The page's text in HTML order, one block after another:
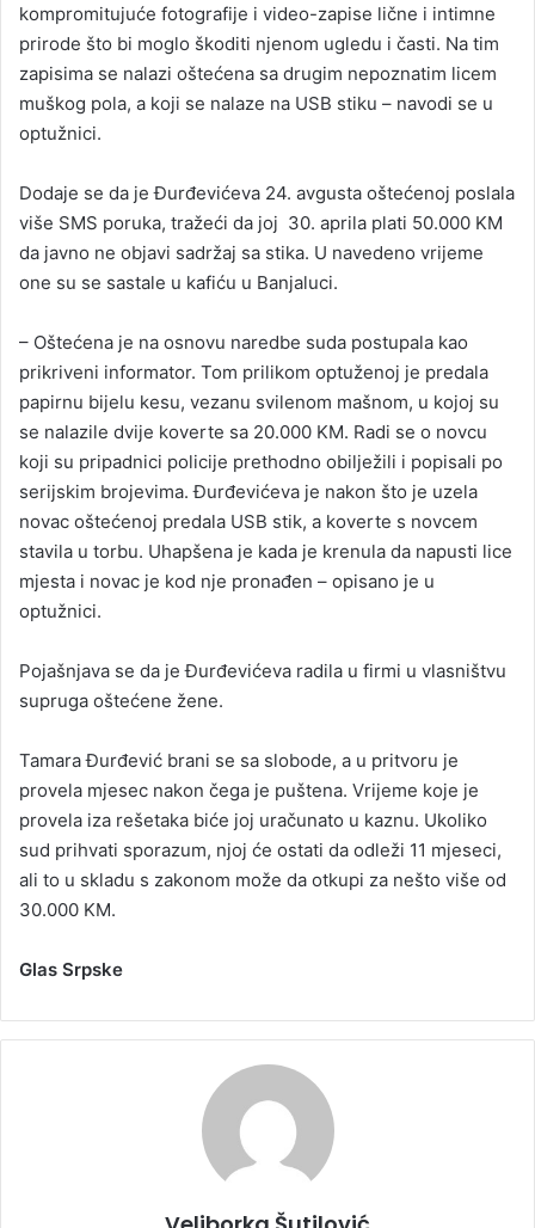
kompromitujuće fotografije i video-zapise lične i intimne
prirode što bi moglo škoditi njenom ugledu i časti. Na tim
zapisima se nalazi oštećena sa drugim nepoznatim licem
muškog pola, a koji se nalaze na USB stiku – navodi se u
optužnici.
Dodaje se da je Đurđevićeva 24. avgusta oštećenoj poslala
više SMS poruka, tražeći da joj 30. aprila plati 50.000 KM
da javno ne objavi sadržaj sa stika. U navedeno vrijeme
one su se sastale u kafiću u Banjaluci.
– Oštećena je na osnovu naredbe suda postupala kao
prikriveni informator. Tom prilikom optuženoj je predala
papirnu bijelu kesu, vezanu svilenom mašnom, u kojoj su
se nalazile dvije koverte sa 20.000 KM. Radi se o novcu
koji su pripadnici policije prethodno obilježili i popisali po
serijskim brojevima. Đurđevićeva je nakon što je uzela
novac oštećenoj predala USB stik, a koverte s novcem
stavila u torbu. Uhapšena je kada je krenula da napusti lice
mjesta i novac je kod nje pronađen – opisano je u
optužnici.
Pojašnjava se da je Đurđevićeva radila u firmi u vlasništvu
supruga oštećene žene.
Tamara Đurđević brani se sa slobode, a u pritvoru je
provela mjesec nakon čega je puštena. Vrijeme koje je
provela iza rešetaka biće joj uračunato u kaznu. Ukoliko
sud prihvati sporazum, njoj će ostati da odleži 11 mjeseci,
ali to u skladu s zakonom može da otkupi za nešto više od
30.000 KM.
Glas Srpske